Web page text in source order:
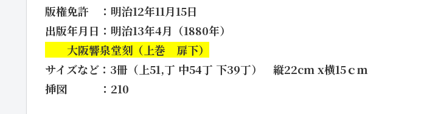
版権免許 ：明治12年11月15日
出版年月日：明治13年4月（1880年）
大阪響泉堂刻（上巻 扉下）
サイズなど：3冊（上51,丁 中54丁 下39丁） 縦22cm x横15ｃｍ
挿図 ：210